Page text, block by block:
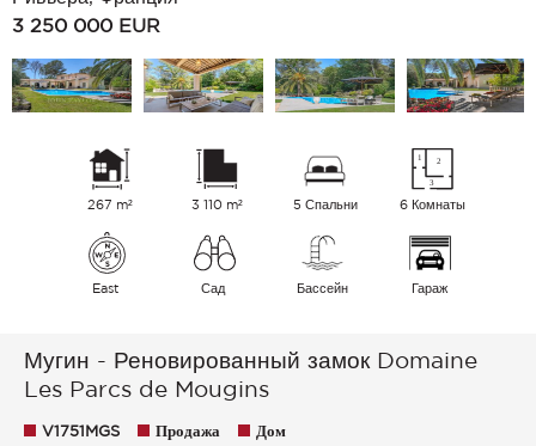
3 250 000 EUR
267 m² 3 110 m² 5 Спальни 6 Комнаты
East Сад Бассейн Гараж
Мугин - Реновированный замок Domaine
Les Parcs de Mougins
V1751MGS Продажа Дом